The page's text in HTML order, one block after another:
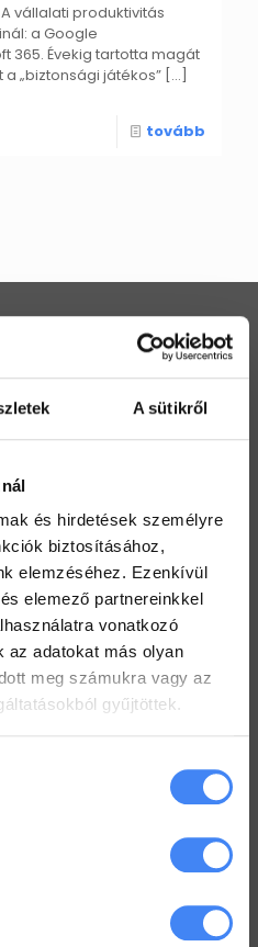
A sütikről
és hirdetések személyre
biztosításához,
elemzéséhez. Ezenkívül
elemező partnereinkkel
vonatkozó
az adatokat más olyan
meg számukra vagy az
gyűjtöttek.
vállalati produktivitás
a Google
365. Évekig tartotta magát
„biztonsági játékos” […]
tovább
ot a csapatoddal
keresztül
feladataid a Drive-ban
mappát szem előtt?